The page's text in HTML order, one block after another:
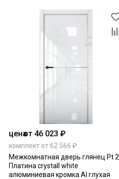
ценаот 46 023 ₽
комплект от 62 566 ₽
Межкомнатная дверь глянец Pt 2
Платина crystall white
алюминиевая кромка Al глухая